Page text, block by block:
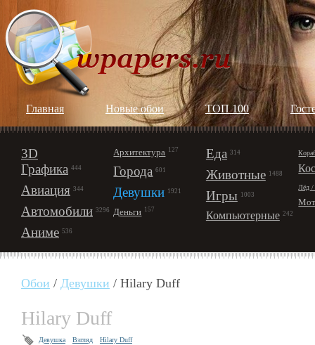
Главная Новые обои ТОП 100
3D
Графика 444
Авиация 344
Автомобили 3296
Аниме 536
Архитектура 127
Города 601
Девушки 1921
Деньги 157
Еда 314
Животные 1488
Игры 1003
Компьютерные 242
Лёд
Обои / Девушки / Hilary Duff
Hilary Duff
Девушка Взгляд Hilary Duff